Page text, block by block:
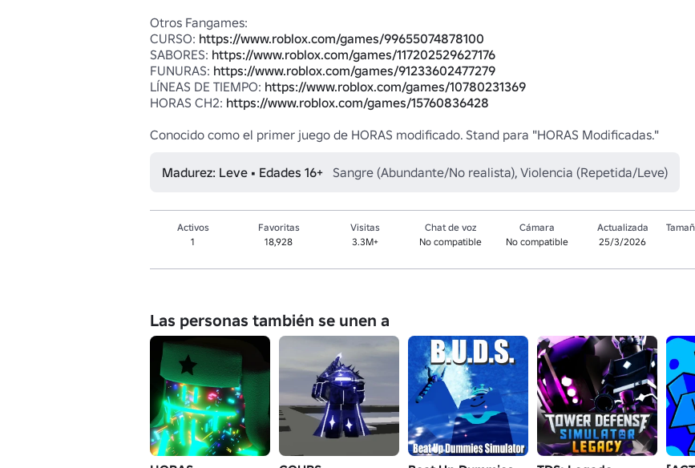
Otros Fangames:
CURSO: https://www.roblox.com/games/99655074878100
SABORES: https://www.roblox.com/games/117202529627176
FUNURAS: https://www.roblox.com/games/91233602477279
LÍNEAS DE TIEMPO: https://www.roblox.com/games/10780231369
HORAS CH2: https://www.roblox.com/games/15760836428
Conocido como el primer juego de HORAS modificado. Stand para "HORAS Modificadas."
Madurez: Leve • Edades 16+ Sangre (Abundante/No realista), Violencia (Repetida/Leve)
Activos
1
Favoritas
18,928
Visitas
3.3M+
Chat de voz
No compatible
Cámara
No compatible
Actualizada
25/3/2026
Las personas también se unen a